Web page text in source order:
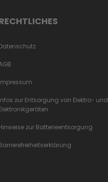
zur Entsorgung von Elektro- und
zur Batterieentsorgung